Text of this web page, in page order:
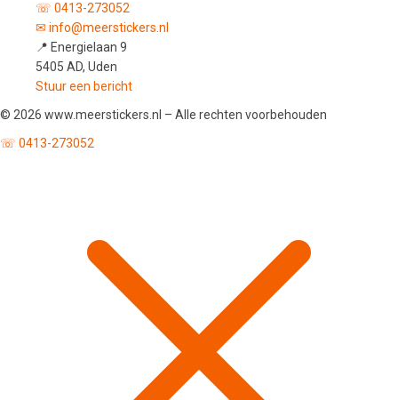
☏ 0413-273052
✉ info@meerstickers.nl
📍 Energielaan 9
5405 AD, Uden
Stuur een bericht
© 2026 www.meerstickers.nl – Alle rechten voorbehouden
☏ 0413-273052